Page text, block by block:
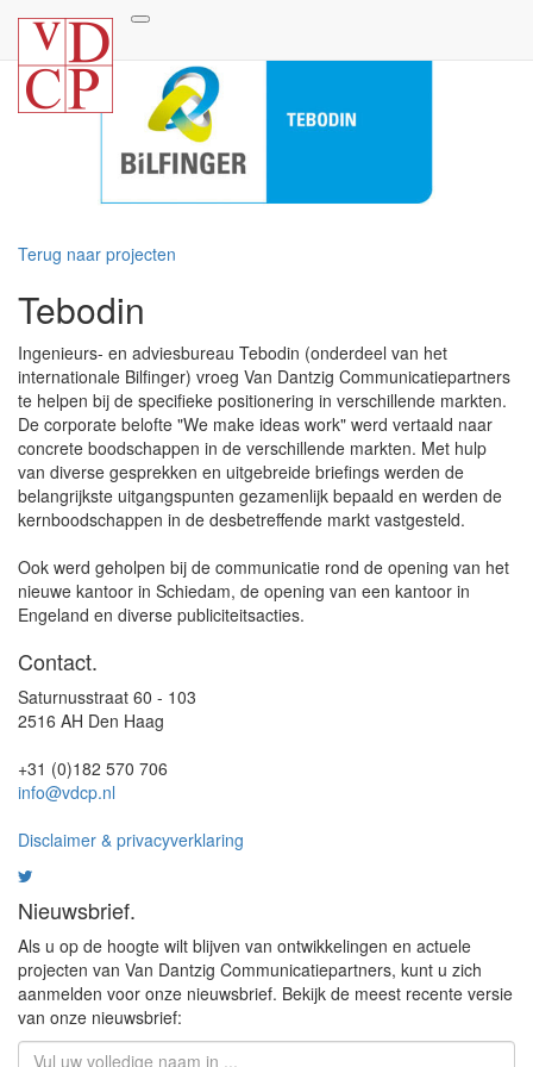
Terug naar projecten
Tebodin
Ingenieurs- en adviesbureau Tebodin (onderdeel van het
internationale Bilfinger) vroeg Van Dantzig Communicatiepartners
te helpen bij de specifieke positionering in verschillende markten.
De corporate belofte "We make ideas work" werd vertaald naar
concrete boodschappen in de verschillende markten. Met hulp
van diverse gesprekken en uitgebreide briefings werden de
belangrijkste uitgangspunten gezamenlijk bepaald en werden de
kernboodschappen in de desbetreffende markt vastgesteld.
Ook werd geholpen bij de communicatie rond de opening van het
nieuwe kantoor in Schiedam, de opening van een kantoor in
Engeland en diverse publiciteitsacties.
Contact.
Saturnusstraat 60 - 103
2516 AH Den Haag
+31 (0)182 570 706
info@vdcp.nl
Disclaimer & privacyverklaring
Nieuwsbrief.
Als u op de hoogte wilt blijven van ontwikkelingen en actuele
projecten van Van Dantzig Communicatiepartners, kunt u zich
aanmelden voor onze nieuwsbrief. Bekijk de meest recente versie
van onze nieuwsbrief: